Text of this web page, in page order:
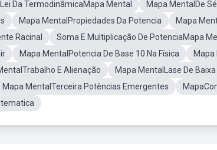
Da TermodinâmicaMapa Mental
Mapa MentalDe
Mapa MentalPropiedades Da Potencia
Mapa
Racinal
Soma E Multiplicação De PotenciaMapa
Mapa MentalPotencia De Base 10 Na Física
E Alienação
Mapa MentalLase De
Mapa MentalTerceira Potências Emergentes